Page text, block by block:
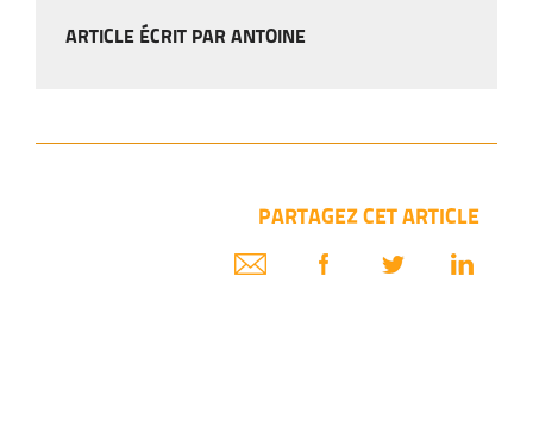
ARTICLE ÉCRIT PAR ANTOINE
PARTAGEZ CET ARTICLE